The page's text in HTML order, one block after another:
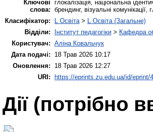
Ключові
слова:
глокалізація, національна
брендинг, візуальні комунікації,
Класифікатор:
L Освіта> L Освіта (Загальне)
Відділи:
Інститут педагогіки > Кафедра
Користувач: Аліна Ковальчук
Дата подачі:
18 Трав 2026 10:17
Оновлення:
18 Трав 2026 12:27
URI:
https://eprints.zu.edu.ua/id/eprint/
Дії ​​(потрібно